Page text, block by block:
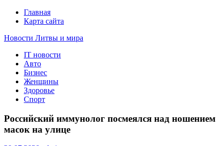
Главная
Карта сайта
Новости Литвы и мира
Свежие события и главные новости часа Литвы и мира на
портале EUROLITVA.RU
IT новости
Авто
Бизнес
Женщины
Здоровье
Спорт
Российский иммунолог посмеялся над ношением
масок на улице